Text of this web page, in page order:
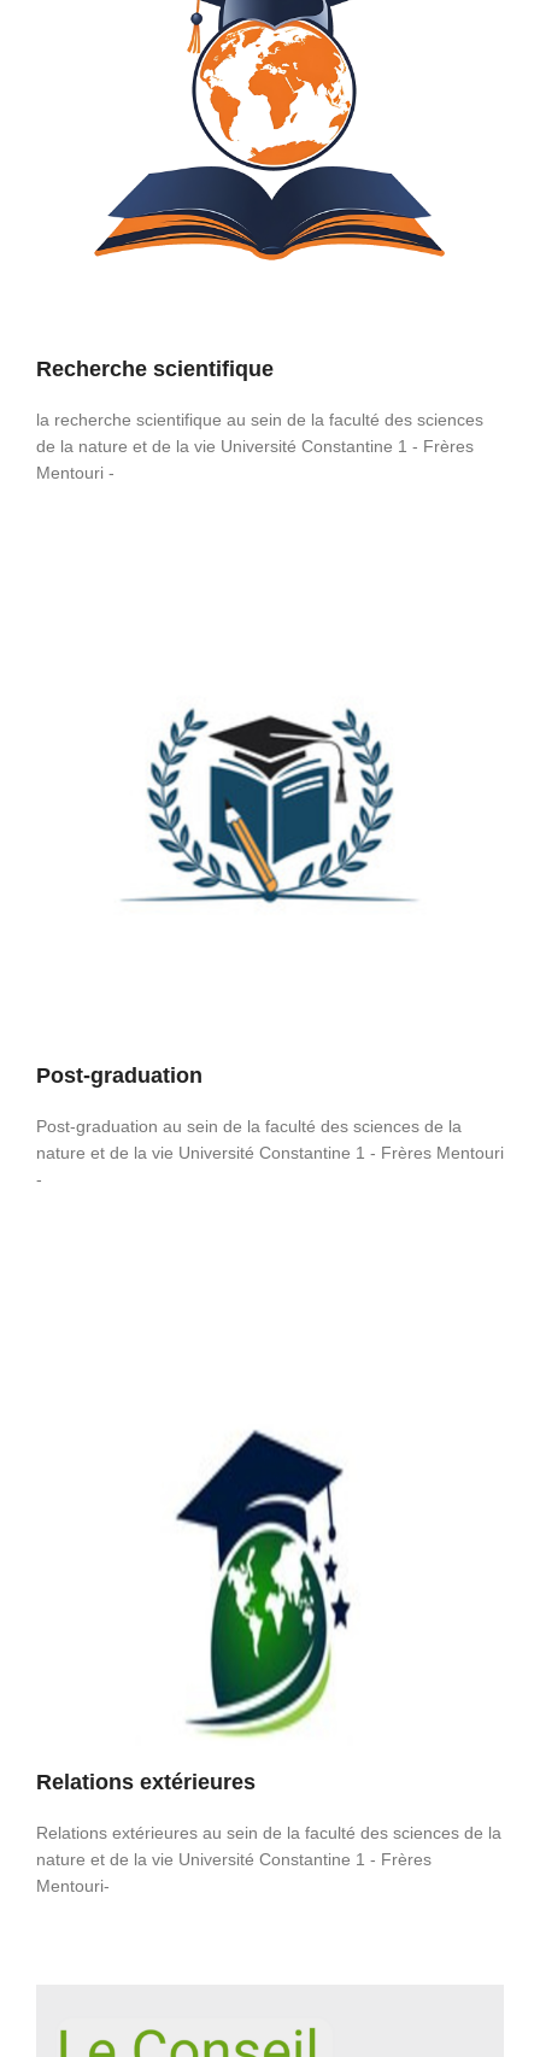
Recherche scientifique
la recherche scientifique au sein de la faculté des sciences
de la nature et de la vie Université Constantine 1 - Frères
Mentouri -
Post-graduation
Post-graduation au sein de la faculté des sciences de la
nature et de la vie Université Constantine 1 - Frères Mentouri
-
Relations extérieures
Relations extérieures au sein de la faculté des sciences de la
nature et de la vie Université Constantine 1 - Frères
Mentouri-